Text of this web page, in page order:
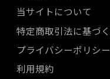
当サイトについて
特定商取引法に基づ
プライバシーポリシー
利用規約